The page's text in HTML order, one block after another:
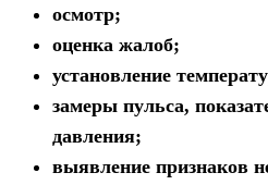
осмотр;
оценка жалоб;
установление
замеры пульса,
давления;
выявление признаков